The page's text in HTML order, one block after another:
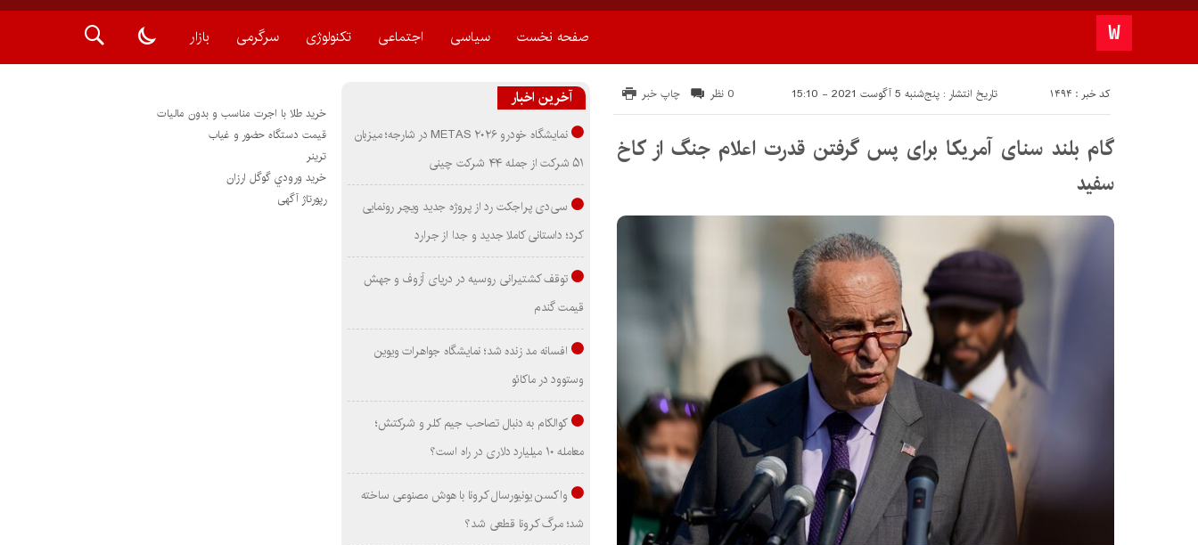
صفحه نخست سیاسی اجتماعی تکنولوژی سرگرمی بازار
تاریخ انتشار : پنج‌شنبه 5 آگوست 2021 - 15:10 کد خبر : 1494 چاپ خبر 0 نظر
گام بلند سنای آمریکا برای پس گرفتن قدرت اعلام جنگ از کاخ
سفید
آخرین اخبار
نمایشگاه خودرو METAS ۲۰۲۶ در شارجه؛ میزبان
۵۱ شرکت از جمله ۴۴ شرکت چینی
سی‌دی پراجکت رد از پروژه جدید ویچر رونمایی
کرد؛ داستانی کاملا جدید و جدا از جرارد
توقف کشتیرانی روسیه در دریای آزوف و جهش
قیمت گندم
افسانه مد زنده شد؛ نمایشگاه جواهرات ویوین
وستوود در ماکائو
کوالکام به دنبال تصاحب جیم کلر و شرکتش؛
معامله ۱۰ میلیارد دلاری در راه است؟
واکسن یونیورسال کرونا با هوش مصنوعی ساخته
شد؛ مرگ کرونا قطعی شد؟
خرید طلا با اجرت مناسب و بدون مالیات
قیمت دستگاه حضور و غیاب
ترينر
خريد ورودي گوگل ارزان
رپورتاژ آگهی